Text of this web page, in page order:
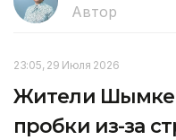
Автор
23:05, 29 Июля 2026
Жители
пробки из-за